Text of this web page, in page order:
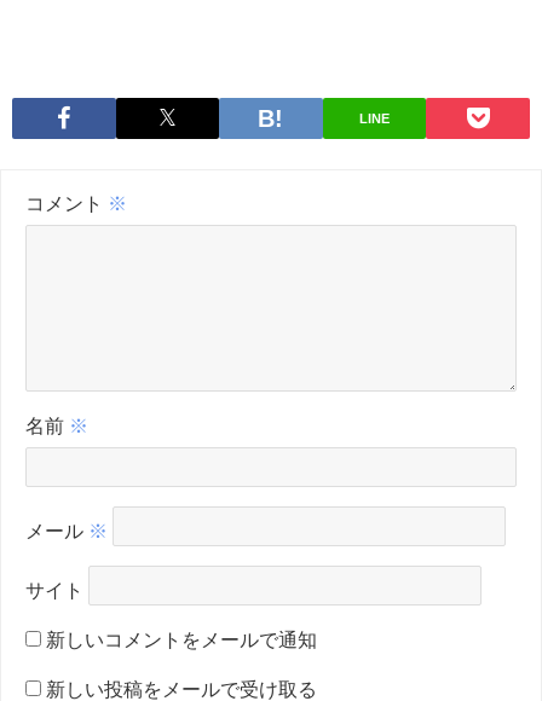
LINE
コメント ※
名前 ※
メール ※
サイト
新しいコメントをメールで通知
新しい投稿をメールで受け取る